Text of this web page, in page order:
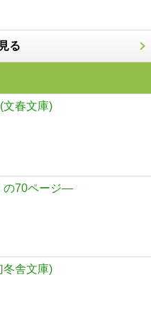
る
文春文庫)
の70ページ―
冬舎文庫)